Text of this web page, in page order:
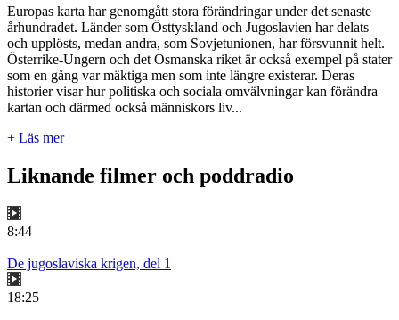
Europas karta har genomgått stora förändringar under det senaste
århundradet. Länder som Östtyskland och Jugoslavien har delats
och upplösts, medan andra, som Sovjetunionen, har försvunnit helt.
Österrike-Ungern och det Osmanska riket är också exempel på stater
som en gång var mäktiga men som inte längre existerar. Deras
historier visar hur politiska och sociala omvälvningar kan förändra
kartan och därmed också människors liv...
+ Läs mer
Liknande filmer och poddradio
8:44
De jugoslaviska krigen, del 1
18:25